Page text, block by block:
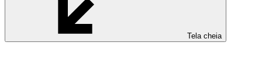
Tela cheia